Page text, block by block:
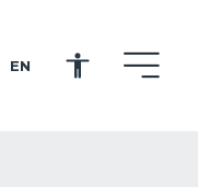
EN